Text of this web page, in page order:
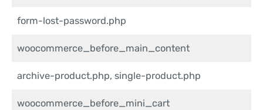
form-lost-password.php
woocommerce_before_main_content
archive-product.php, single-product.php
woocommerce_before_mini_cart